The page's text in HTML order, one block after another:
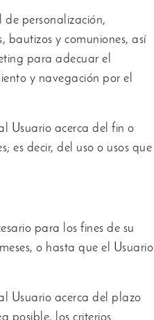
personalización,
, bautizos y comuniones, así
para adecuar el
y navegación por el
Usuario acerca del fin o
; es decir, del uso o usos que
para los fines de su
meses, o hasta que el Usuario
Usuario acerca del plazo